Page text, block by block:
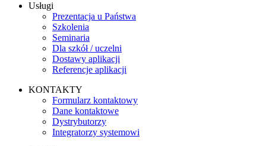
Usługi
Prezentacja u Państwa
Szkolenia
Seminaria
Dla szkół / uczelni
Dostawy aplikacji
Referencje aplikacji
KONTAKTY
Formularz kontaktowy
Dane kontaktowe
Dystrybutorzy
Integratorzy systemowi